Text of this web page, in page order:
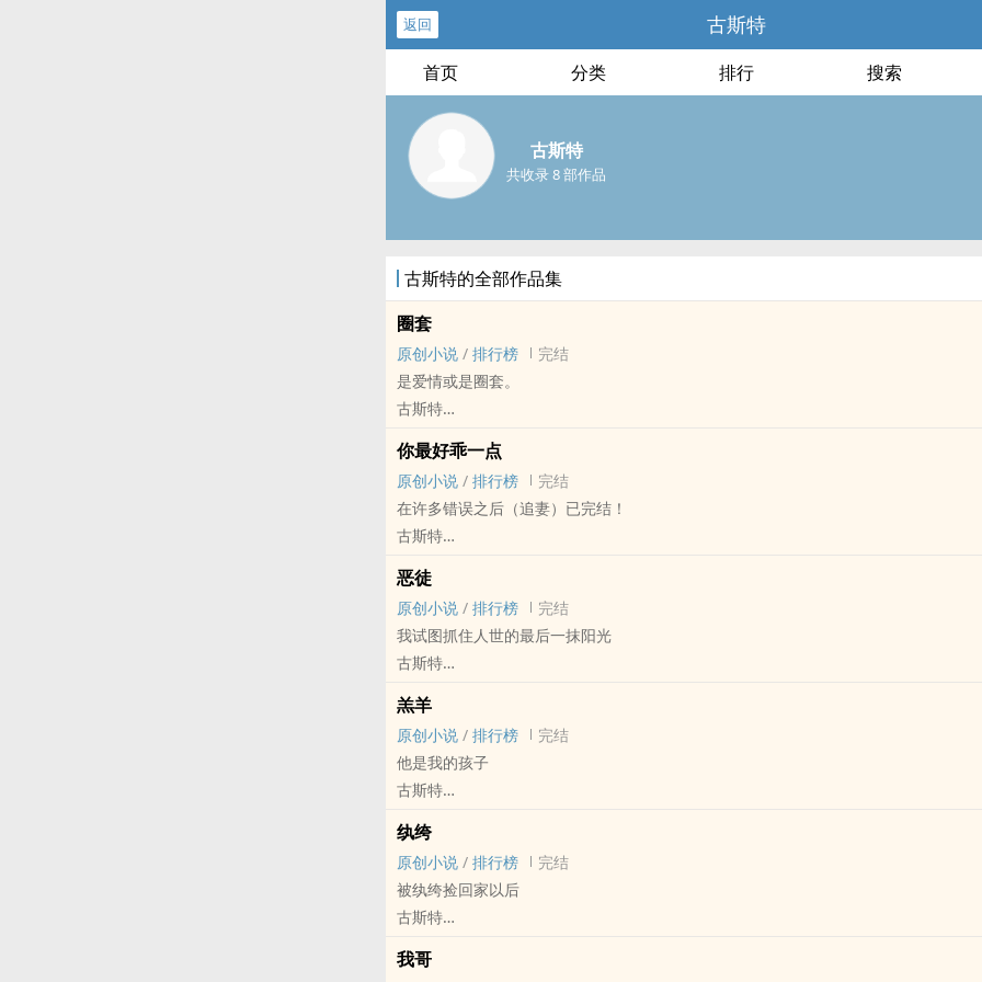
返回 古斯特
首页 分类 排行 搜索
古斯特
共收录 8 部作品
古斯特的全部作品集
圈套
原创小说 / 排行榜
完结
是爱情或是圈套。
古斯特
现代 - 骨科 - 1v1 - 荤素均衡
余罗网以为自己对哥哥的爱只是圈套，到头来却困住了自己。
“不必自责，我们血浓于水。”
正文已完结。
你最好乖一点
原创小说 / 排行榜
完结
在许多错误之后（追妻）已完结！
古斯特
狗血 - 虐文 - 破镜重圆 - 1v1
长篇
谢司里×章陵
憨批无脑渣攻如何把老婆作没的。
狗血，天雷！故事。
重点：无逻辑扯淡文，全靠作者想象［鞠躬🙇。］
作者文笔差，剧情废，无逻辑，感谢您的阅读。
正文完结。
恶徒
原创小说 / 排行榜
完结
我试图抓住人世的最后一抹阳光
古斯特
狗血 - 致郁 - ABO
算是三角关系。
突然想到的狗血故事。
顾宗江想活着，可曲岸不让。
曲肖寒×顾宗江×曲岸
因为一场陈年的误会，导致一个无法挽回的结局。
羔羊
原创小说 / 排行榜
完结
他是我的孩子
古斯特
HE - 轻松 - 父子 - 1v1
‌高‌‎‍H‎
无逻辑，突然想到的。
父子故事，额，就这样。
纨绔
原创小说 / 排行榜
完结
被纨绔捡回家以后
古斯特
忠犬 - 强强 - 1v1
我哥